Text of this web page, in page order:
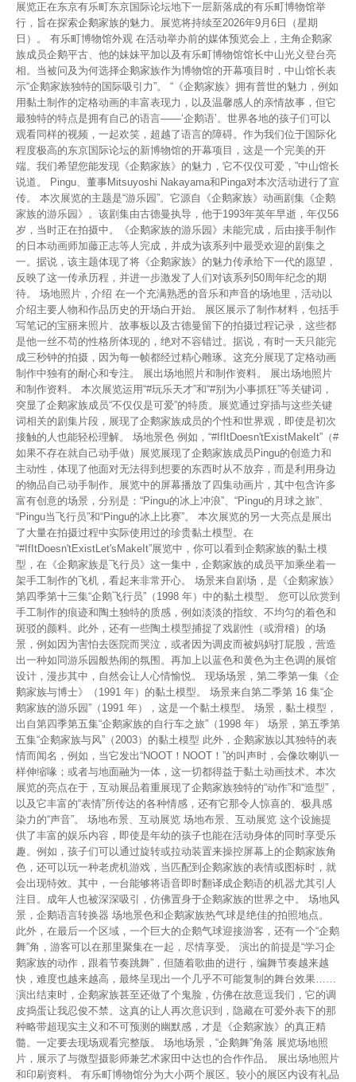
展览正在东京有乐町东京国际论坛地下一层新落成的有乐町博物馆举
行，旨在探索企鹅家族的魅力。展览将持续至2026年9月6日（星期
日）。 有乐町博物馆外观 在活动举办前的媒体预览会上，主角企鹅家
族成员企鹅平古、他的妹妹平加以及有乐町博物馆馆长中山光义登台亮
相。当被问及为何选择企鹅家族作为博物馆的开幕项目时，中山馆长表
示“企鹅家族独特的国际吸引力”。 “《企鹅家族》拥有普世的魅力，例如
用黏土制作的定格动画的丰富表现力，以及温馨感人的亲情故事，但它
最独特的特点是拥有自己的语言——‘企鹅语’。世界各地的孩子们可以
观看同样的视频，一起欢笑，超越了语言的障碍。作为我们位于国际化
程度极高的东京国际论坛的新博物馆的开幕项目，这是一个完美的开
端。我们希望您能发现《企鹅家族》的魅力，它不仅仅可爱，”中山馆长
说道。 Pingu、董事Mitsuyoshi Nakayama和Pinga对本次活动进行了宣
传。 本次展览的主题是“游乐园”。它源自《企鹅家族》动画剧集《企鹅
家族的游乐园》。该剧集由古德曼执导，他于1993年英年早逝，年仅56
岁，当时正在拍摄中。《企鹅家族的游乐园》未能完成，后由接手制作
的日本动画师加藤正志等人完成，并成为该系列中最受欢迎的剧集之
一。据说，该主题体现了将《企鹅家族》的魅力传承给下一代的愿望，
反映了这一传承历程，并进一步激发了人们对该系列50周年纪念的期
待。 场地照片，介绍 在一个充满熟悉的音乐和声音的场地里，活动以
介绍主要人物和作品历史的开场白开始。 展区展示了制作材料，包括手
写笔记的宝丽来照片、故事板以及古德曼留下的拍摄过程记录，这些都
是他一丝不苟的性格所体现的，绝对不容错过。据说，有时一天只能完
成三秒钟的拍摄，因为每一帧都经过精心雕琢。这充分展现了定格动画
制作中独有的耐心和专注。 展出场地照片和制作资料。 展出场地照片
和制作资料。 本次展览运用“#玩乐天才”和“#别为小事抓狂”等关键词，
突显了企鹅家族成员“不仅仅是可爱”的特质。展览通过穿插与这些关键
词相关的剧集片段，展现了企鹅家族成员的个性和世界观，即使是初次
接触的人也能轻松理解。 场地景色 例如，“#IfItDoesn'tExistMakeIt”（#
如果不存在就自己动手做）展览展现了企鹅家族成员Pingu的创造力和
主动性，体现了他面对无法得到想要的东西时从不放弃，而是利用身边
的物品自己动手制作。展览中的屏幕播放了四集动画片，其中包含许多
富有创意的场景，分别是：“Pingu的冰上冲浪”、“Pingu的月球之旅”、
“Pingu当飞行员”和“Pingu的冰上比赛”。 本次展览的另一大亮点是展出
了大量在拍摄过程中实际使用过的珍贵黏土模型。在
“#IfItDoesn'tExistLet'sMakeIt”展览中，你可以看到企鹅家族的黏土模
型，在《企鹅家族是飞行员》这一集中，企鹅家族的成员平加乘坐着一
架手工制作的飞机，看起来非常开心。 场景来自剧场，是《企鹅家族》
第四季第十三集“企鹅飞行员”（1998 年）中的黏土模型。 您可以欣赏到
手工制作的痕迹和陶土独特的质感，例如淡淡的指纹、不均匀的着色和
斑驳的颜料。此外，还有一些陶土模型捕捉了戏剧性（或滑稽）的场
景，例如因为害怕去医院而哭泣，或者因为调皮而被妈妈打屁股，营造
出一种如同游乐园般热闹的氛围。再加上以蓝色和黄色为主色调的展馆
设计，漫步其中，自然会让人心情愉悦。 现场场景，第二季第一集《企
鹅家族与博士》（1991 年）的黏土模型。 场景来自第二季第 16 集“企
鹅家族的游乐园”（1991 年），这是一个黏土模型。 场景，黏土模型，
出自第四季第五集“企鹅家族的自行车之旅”（1998 年） 场景，第五季第
五集“企鹅家族与风”（2003）的黏土模型 此外，企鹅家族以其独特的表
情而闻名，例如，当它发出“NOOT！NOOT！”的叫声时，会像吹喇叭一
样伸缩喙；或者与地面融为一体，这一切都得益于黏土动画技术。本次
展览的亮点在于，互动展品着重展现了企鹅家族独特的“动作”和“造型”，
以及它丰富的“表情”所传达的各种情感，还有它那令人惊喜的、极具感
染力的“声音”。 场地布景、互动展览 场地布景、互动展览 这个设施提
供了丰富的娱乐内容，即使是年幼的孩子也能在活动身体的同时享受乐
趣。例如，孩子们可以通过旋转或拉动装置来操控屏幕上的企鹅家族角
色，还可以玩一种老虎机游戏，当匹配到企鹅家族的表情或图标时，就
会出现特效。其中，一台能够将语音即时翻译成企鹅语的机器尤其引人
注目。成年人也被深深吸引，仿佛置身于企鹅家族的世界之中。 场地风
景，企鹅语言转换器 场地景色和企鹅家族热气球是绝佳的拍照地点。
此外，在最后一个区域，一个巨大的企鹅气球迎接游客，还有一个“企鹅
舞”角，游客可以在那里聚集在一起，尽情享受。 演出的前提是“学习企
鹅家族的动作，跟着节奏跳舞”，但随着歌曲的进行，编舞节奏越来越
快，难度也越来越高，最终呈现出一个几乎不可能复制的舞台效果……
演出结束时，企鹅家族甚至还做了个鬼脸，仿佛在故意逗我们，它的调
皮捣蛋让我忍俊不禁。这真的让人再次意识到，隐藏在可爱外表下的那
种略带超现实主义和不可预测的幽默感，才是《企鹅家族》的真正精
髓。一定要去现场观看完整版。 场地场景，“企鹅舞”角落 展览场地照
片，展示了与微型摄影师兼艺术家田中达也的合作作品。 展出场地照片
和印刷资料。 有乐町博物馆分为大小两个展区。较小的展区内设有礼品